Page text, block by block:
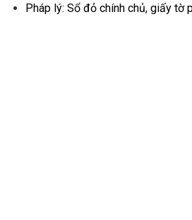
Pháp lý: Sổ đỏ chính chủ, giấy tờ